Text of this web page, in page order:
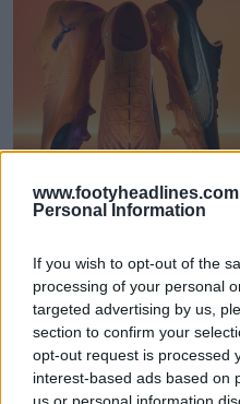
Personal Information
If you wish to opt-out of the
processing of your personal
targeted advertising by us,
section to confirm your
opt-out request is processed
interest-based ads based on
Pursuit»
OFICIAL